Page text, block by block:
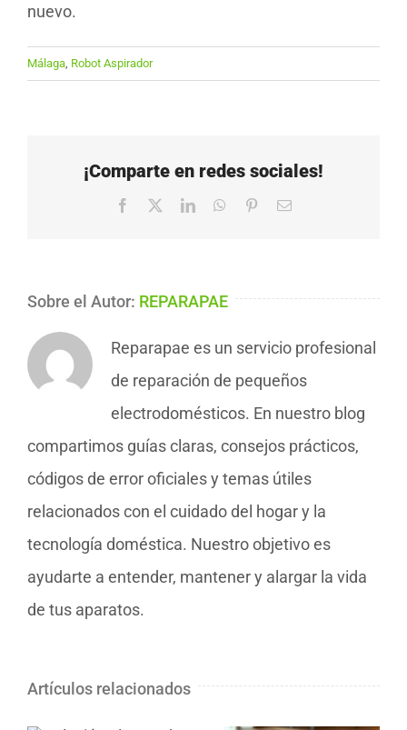
nuevo.
Málaga Robot Aspirador
¡Comparte en redes sociales!
Facebook LinkedInWhatsApp
PinterestCorreo
Sobre el Autor: REPARAPAE
Reparapae es un servicio profesional
de reparación de pequeños
electrodomésticos. En nuestro blog
compartimos guías claras, consejos prácticos,
códigos de error oficiales y temas útiles
relacionados con el cuidado del hogar y la
tecnología doméstica. Nuestro objetivo es
ayudarte a entender, mantener y alargar la vida
de tus aparatos.
Artículos relacionados